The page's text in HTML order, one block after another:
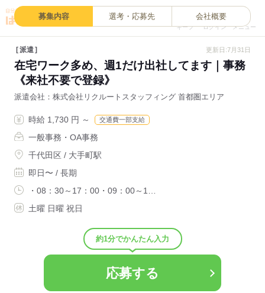
キープ ログイン メニュー
募集内容 選考・応募先 会社概要
派遣 更新日:7月31日
在宅ワーク多め、週1だけ出社してます｜事務
《来社不要で登録》
派遣会社 株式会社リクルートスタッフィング 首都圏エリア
時給 1,730 円 ～ 交通費一部支給
一般事務・OA事務
千代田区 / 大手町駅
即日〜 / 長期
・08：30～17：00・09：00～1…
土曜 日曜 祝日
約1分でかんたん入力
応募する